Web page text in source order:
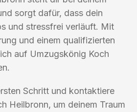
sorgt dafür, dass dein
und stressfrei verläuft. Mit
und einem qualifizierten
auf Umzugskönig Koch
Schritt und kontaktiere
Heilbronn, um deinem Traum